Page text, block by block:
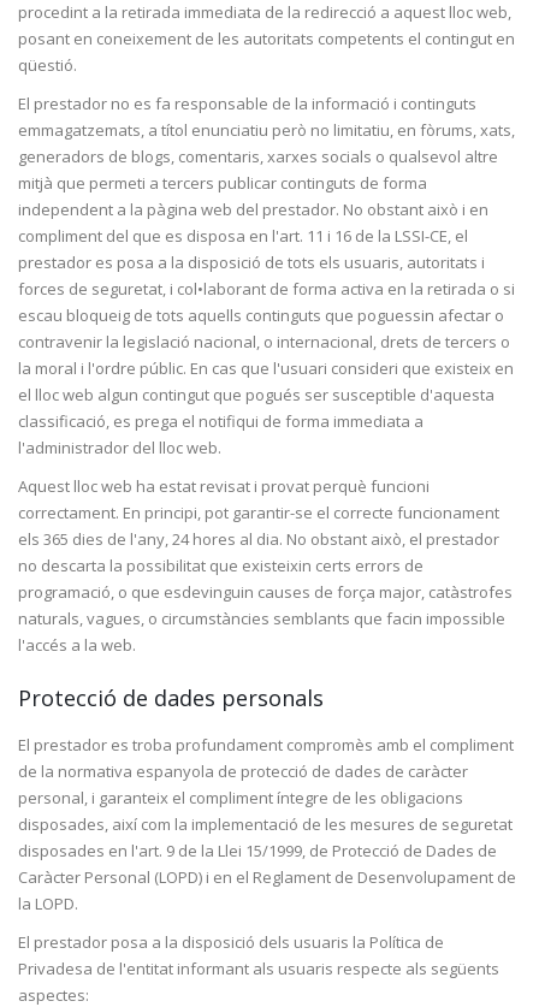
procedint a la retirada immediata de la redirecció a aquest lloc web,
posant en coneixement de les autoritats competents el contingut en
qüestió.
El prestador no es fa responsable de la informació i continguts
emmagatzemats, a títol enunciatiu però no limitatiu, en fòrums, xats,
generadors de blogs, comentaris, xarxes socials o qualsevol altre
mitjà que permeti a tercers publicar continguts de forma
independent a la pàgina web del prestador. No obstant això i en
compliment del que es disposa en l'art. 11 i 16 de la LSSI-CE, el
prestador es posa a la disposició de tots els usuaris, autoritats i
forces de seguretat, i col•laborant de forma activa en la retirada o si
escau bloqueig de tots aquells continguts que poguessin afectar o
contravenir la legislació nacional, o internacional, drets de tercers o
la moral i l'ordre públic. En cas que l'usuari consideri que existeix en
el lloc web algun contingut que pogués ser susceptible d'aquesta
classificació, es prega el notifiqui de forma immediata a
l'administrador del lloc web.
Aquest lloc web ha estat revisat i provat perquè funcioni
correctament. En principi, pot garantir-se el correcte funcionament
els 365 dies de l'any, 24 hores al dia. No obstant això, el prestador
no descarta la possibilitat que existeixin certs errors de
programació, o que esdevinguin causes de força major, catàstrofes
naturals, vagues, o circumstàncies semblants que facin impossible
l'accés a la web.
Protecció de dades personals
El prestador es troba profundament compromès amb el compliment
de la normativa espanyola de protecció de dades de caràcter
personal, i garanteix el compliment íntegre de les obligacions
disposades, així com la implementació de les mesures de seguretat
disposades en l'art. 9 de la Llei 15/1999, de Protecció de Dades de
Caràcter Personal (LOPD) i en el Reglament de Desenvolupament de
la LOPD.
El prestador posa a la disposició dels usuaris la Política de
Privadesa de l'entitat informant als usuaris respecte als següents
aspectes: